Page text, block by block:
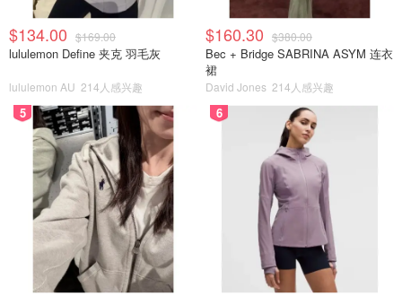
$134.00 $169.00
lululemon Define 夹克 羽毛灰
lululemon AU 214人感兴趣
$160.30 $380.00
Bec + Bridge SABRINA ASYM 连衣
裙
David Jones 214人感兴趣
5 6